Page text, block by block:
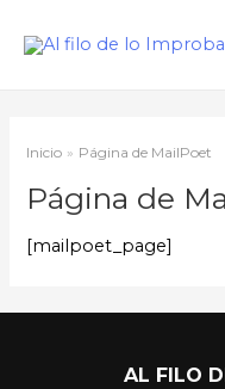
Inicio Página de MailPoet
Página de
[mailpoet_page]
AL FILO